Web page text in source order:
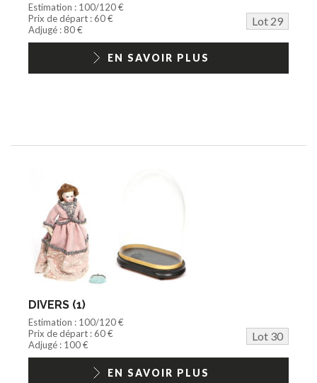
Estimation : 100/120 €
Prix de départ : 60 €
Lot 29
Adjugé : 80 €
EN SAVOIR PLUS
DIVERS (1)
Estimation : 100/120 €
Prix de départ : 60 €
Lot 30
Adjugé : 100 €
EN SAVOIR PLUS